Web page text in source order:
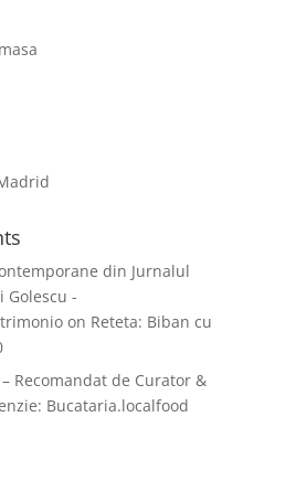
din Jurnalul
Golescu -
on Reteta: Biban cu
Recomandat de Curator &
Bucataria.localfood